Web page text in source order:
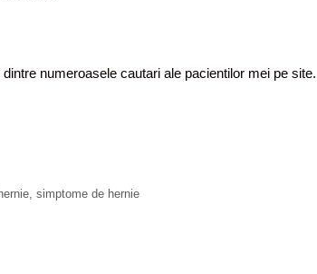
numeroasele cautari ale pacientilor mei pe site.
, simptome de hernie